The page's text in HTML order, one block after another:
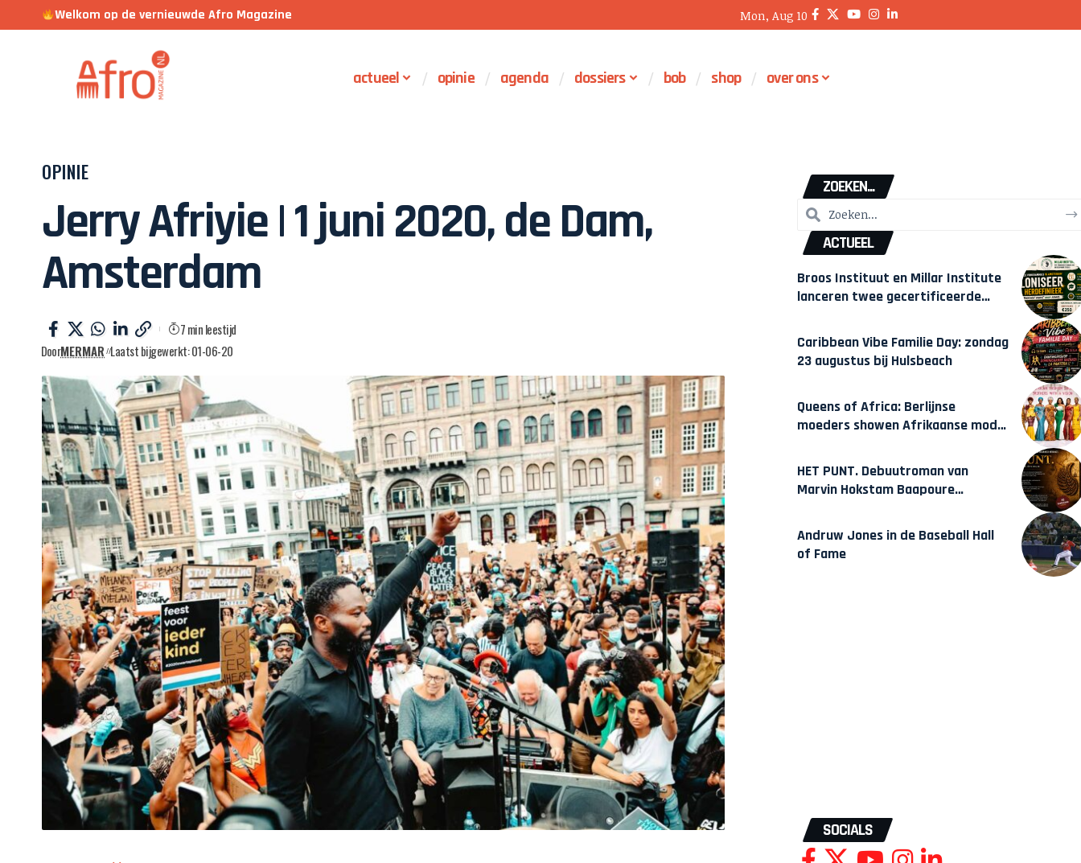
Welkom op de vernieuwde Afro Magazine Mon, Aug 10
actueel opinie agenda dossiers bob shop over ons
OPINIE
Jerry Afriyie | 1 juni 2020, de Dam,
Amsterdam
DoorMERMAR Laatst bijgewerkt: 01-06-20
7 min leestijd
ZOEKEN...
ACTUEEL
Broos Instituut en Millar Institute
lanceren twee gecertificeerde
Amsterdam
Caribbean Vibe Familie Day: zondag
23 augustus bij Hulsbeach
Queens of Africa: Berlijnse
moeders showen Afrikaanse mode
HET PUNT. Debuutroman van
Marvin Hokstam Baapoure
Andruw Jones in de Baseball Hall
of Fame
SOCIALS